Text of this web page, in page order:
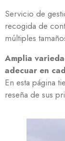
Servicio de
recogida de
múltiples
Amplia
adecuar en
En esta página
reseña de sus